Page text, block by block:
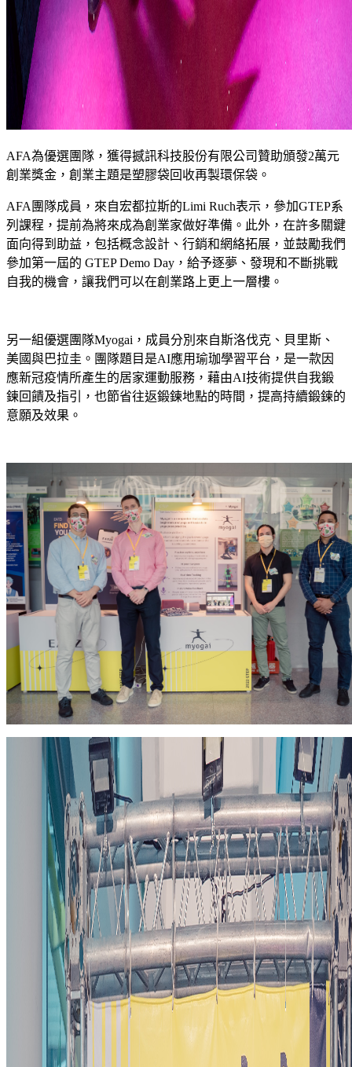
AFA為優選團隊，獲得撼訊科技股份有限公司贊助頒發2萬元
創業獎金，創業主題是塑膠袋回收再製環保袋。
AFA團隊成員，來自宏都拉斯的Limi Ruch表示，參加GTEP系
列課程，提前為將來成為創業家做好準備。此外，在許多關鍵
面向得到助益，包括概念設計、行銷和網絡拓展，並鼓勵我們
參加第一屆的 GTEP Demo Day，給予逐夢、發現和不斷挑戰
自我的機會，讓我們可以在創業路上更上一層樓。
另一組優選團隊Myogai，成員分別來自斯洛伐克、貝里斯、
美國與巴拉圭。團隊題目是AI應用瑜珈學習平台，是一款因
應新冠疫情所產生的居家運動服務，藉由AI技術提供自我鍛
鍊回饋及指引，也節省往返鍛鍊地點的時間，提高持續鍛鍊的
意願及效果。